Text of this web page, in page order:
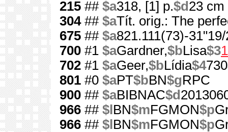
215 ## $a318, [1] p.$d 23 cm
304## $aTít. orig.: The
675 ## $a821.111(73)-
700 #1 $aGardner,$bLisa$3
702 #1 $aGeer,$bLídia$4730
801 #0 $aPT$bBN$gRPC
900 ## $aBIBNAC$d
966 ## $l BN$mFGMON$p
966 ## $l BN$mFGMON$p